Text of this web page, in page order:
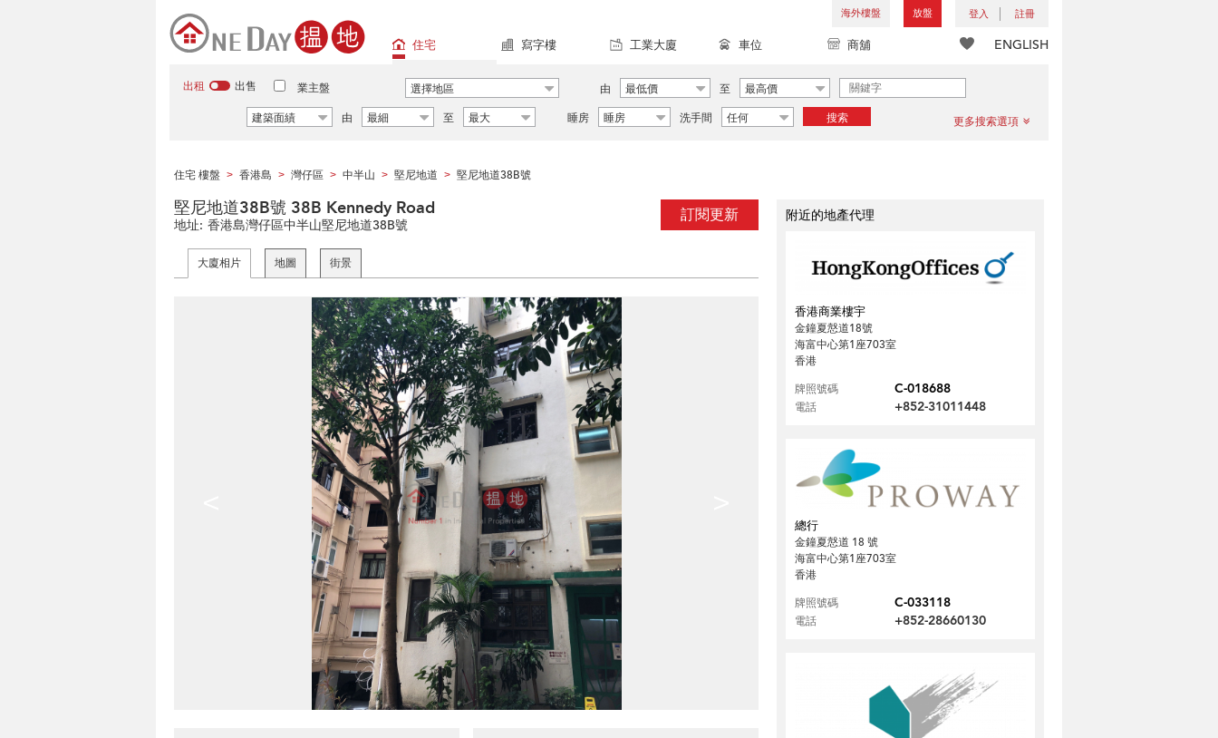
海外樓盤 放盤 登入 註冊
ENGLISH
住宅 寫字樓 工業大廈 車位 商舖
出租 出售 業主盤 選擇地區 由 最低價 至
最高價
建築面績
由 最細 至 最大 睡房 睡房 洗手間 任何 搜索 更多搜索選項
住宅 樓盤 > 香港島 > 灣仔區 > 中半山 > 堅尼地道 > 堅尼地道38B號
訂閱更新
堅尼地道38B號 38B Kennedy Road
地址: 香港島灣仔區中半山堅尼地道38B號
大廈相片 地圖 街景
附近的地產代理
香港商業樓宇
金鐘夏慤道18號
海富中心第1座703室
香港
牌照號碼
C-018688
電話 +852-31011448
總行
金鐘夏慤道 18 號
海富中心第1座703室
香港
牌照號碼
C-033118
電話 +852-28660130